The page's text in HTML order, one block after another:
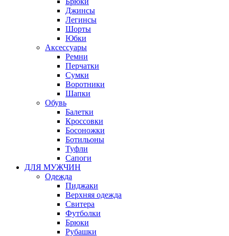
Джинсы
Легинсы
Шорты
Юбки
Аксессуары
Ремни
Перчатки
Сумки
Воротники
Шапки
Обувь
Балетки
Кроссовки
Босоножки
Ботильоны
Туфли
Сапоги
ДЛЯ МУЖЧИН
Одежда
Пиджаки
Верхняя одежда
Свитера
Футболки
Брюки
Рубашки